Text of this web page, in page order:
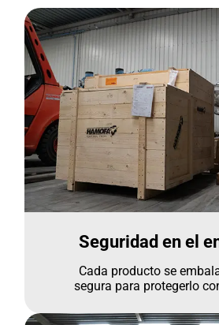
Seguridad en el
Cada producto se
segura para protegerlo